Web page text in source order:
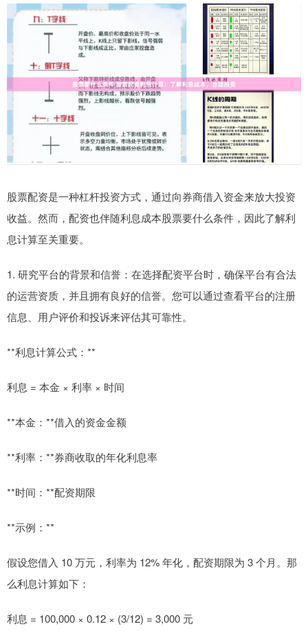
股票配资是一种杠杆投资方式，通过向券商借入资金来放大投资
收益。然而，配资也伴随利息成本股票要什么条件，因此了解利
息计算至关重要。
1. 研究平台的背景和信誉：在选择配资平台时，确保平台有合法
的运营资质，并且拥有良好的信誉。您可以通过查看平台的注册
信息、用户评价和投诉来评估其可靠性。
**利息计算公式：**
利息 = 本金 × 利率 × 时间
**本金：**借入的资金金额
**利率：**券商收取的年化利息率
**时间：**配资期限
**示例：**
假设您借入 10 万元，利率为 12% 年化，配资期限为 3 个月。那
么利息计算如下：
利息 = 100,000 × 0.12 × (3/12) = 3,000 元